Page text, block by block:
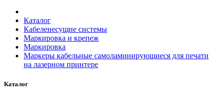
Каталог
Кабеленесущие системы
Маркировка и крепеж
Маркировка
Маркеры кабельные самоламинирующиеся для печати
на лазерном принтере
Каталог